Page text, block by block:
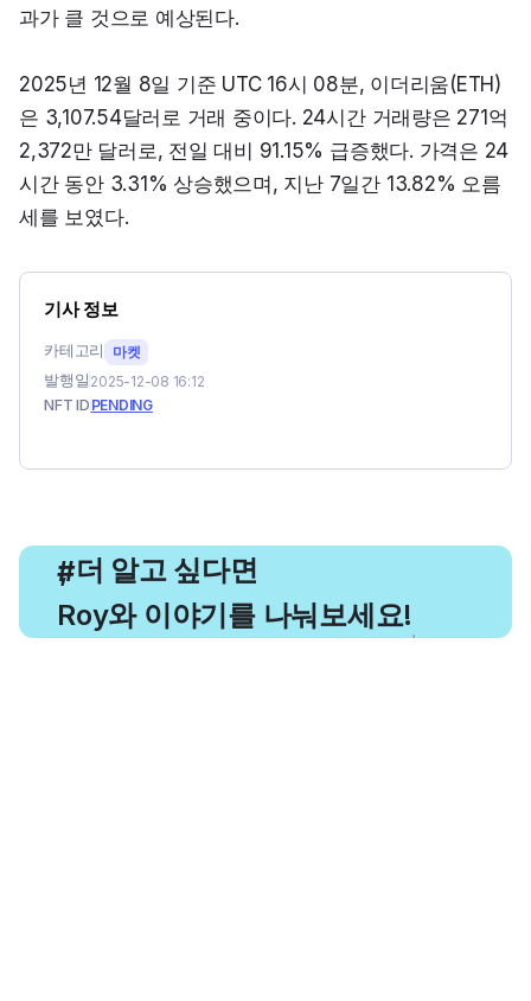
과가 클 것으로 예상된다.
2025년 12월 8일 기준 UTC 16시 08분, 이더리움(ETH)
은 3,107.54달러로 거래 중이다. 24시간 거래량은 271억
2,372만 달러로, 전일 대비 91.15% 급증했다. 가격은 24
시간 동안 3.31% 상승했으며, 지난 7일간 13.82% 오름
세를 보였다.
기사 정보
카테고리 마켓
발행일 2025-12-08 16:12
NFT ID PENDING
#
, 더 알고 싶다면
Roy와 이야기를 나눠보세요!